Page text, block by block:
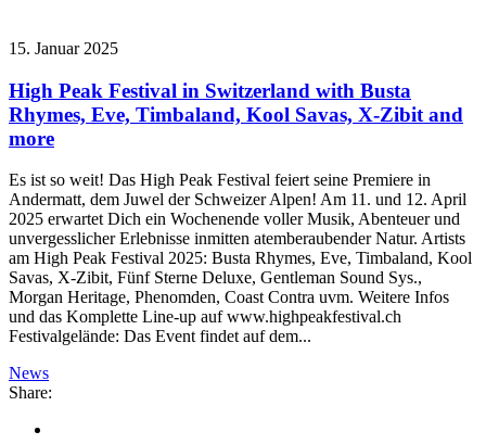
15. Januar 2025
High Peak Festival in Switzerland with Busta
Rhymes, Eve, Timbaland, Kool Savas, X-Zibit and
more
Es ist so weit! Das High Peak Festival feiert seine Premiere in
Andermatt, dem Juwel der Schweizer Alpen! Am 11. und 12. April
2025 erwartet Dich ein Wochenende voller Musik, Abenteuer und
unvergesslicher Erlebnisse inmitten atemberaubender Natur. Artists
am High Peak Festival 2025: Busta Rhymes, Eve, Timbaland, Kool
Savas, X-Zibit, Fünf Sterne Deluxe, Gentleman Sound Sys.,
Morgan Heritage, Phenomden, Coast Contra uvm. Weitere Infos
und das Komplette Line-up auf www.highpeakfestival.ch
Festivalgelände: Das Event findet auf dem...
News
Share: